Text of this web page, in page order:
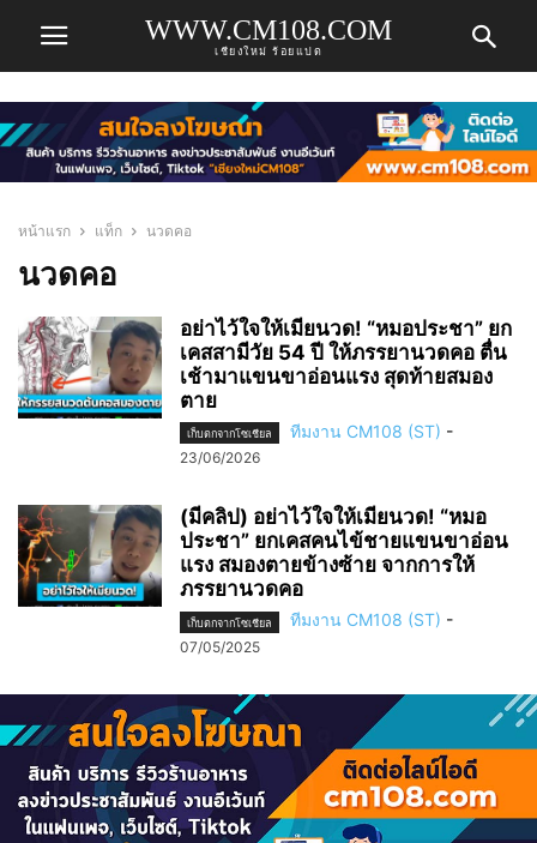
WWW.CM108.COM
เชียงใหม่ ร้อยแปด
หน้าแรก แท็ก นวดคอ
นวดคอ
อย่าไว้ใจให้เมียนวด! “หมอประชา” ยก
เคสสามีวัย 54 ปี ให้ภรรยานวดคอ ตื่น
เช้ามาแขนขาอ่อนแรง สุดท้ายสมอง
ตาย
เก็บตกจากโซเชียล ทีมงาน CM108 (ST) -
23/06/2026
(มีคลิป) อย่าไว้ใจให้เมียนวด! “หมอ
ประชา” ยกเคสคนไข้ชายแขนขาอ่อน
แรง สมองตายข้างซ้าย จากการให้
ภรรยานวดคอ
เก็บตกจากโซเชียล ทีมงาน CM108 (ST) -
07/05/2025